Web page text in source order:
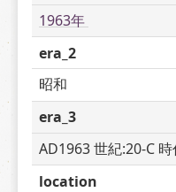
1963年
era_2
昭和
era_3
AD1963 世紀:20-C
location